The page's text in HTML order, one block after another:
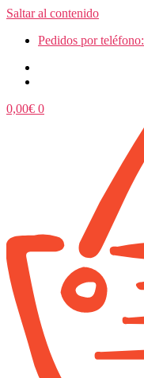
Saltar al contenido
Pedidos por teléfono:
0,00€ 0